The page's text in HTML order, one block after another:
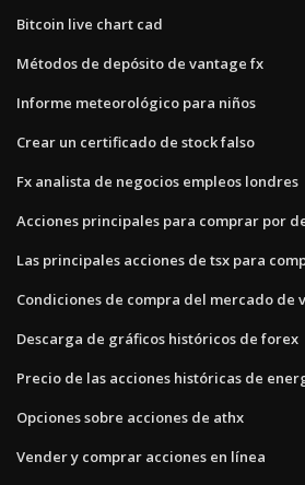
Bitcoin live chart cad
Métodos de depósito de vantage fx
Informe meteorológico para niños
Crear un certificado de stock falso
Fx analista de negocios empleos londres
Acciones principales para comprar por
Las principales acciones de tsx para
Condiciones de compra del mercado de
Descarga de gráficos históricos de forex
Precio de las acciones históricas de
Opciones sobre acciones de athx
Vender y comprar acciones en línea